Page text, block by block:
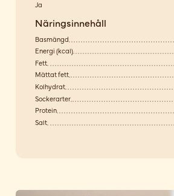
Ja
Näringsinnehåll
Basmängd
Energi (kcal)
Fett
Mättat fett
Kolhydrat
Sockerarter
Protein
Salt